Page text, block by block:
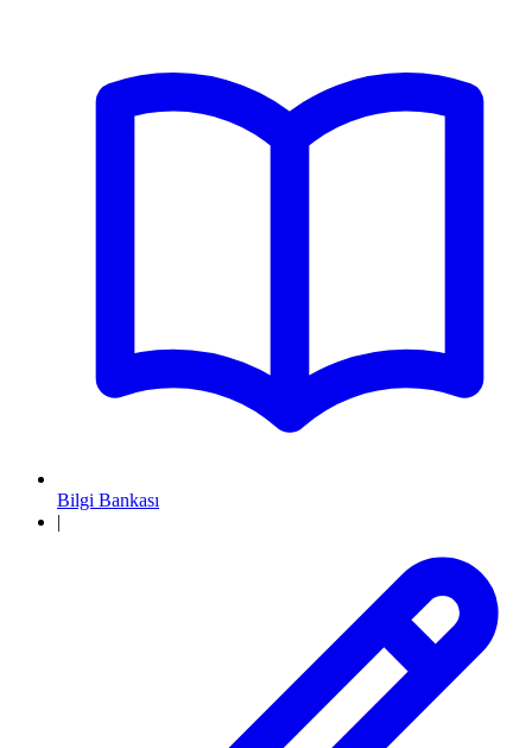
Bilgi Bankası
|